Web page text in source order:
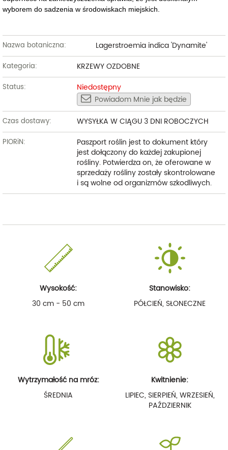
wyborem do sadzenia w środowiskach miejskich.
Nazwa botaniczna: Lagerstroemia indica 'Dynamite'
Kategoria: KRZEWY OZDOBNE
Status:
Niedostępny
Powiadom Mnie jak będzie
Czas dostawy: WYSYŁKA W CIĄGU 3 DNI ROBOCZYCH
PIORiN:
Paszport roślin jest to dokument który
jest dołączony do każdej zakupionej
rośliny. Potwierdza on, że oferowane w
sprzedaży rośliny zostały skontrolowane
i są wolne od organizmów szkodliwych.
Wysokość:
30 cm - 50 cm
Stanowisko:
PÓŁCIEŃ, SŁONECZNE
Wytrzymałość na mróz:
ŚREDNIA
Kwitnienie:
LIPIEC, SIERPIEŃ, WRZESIEŃ,
PAŹDZIERNIK